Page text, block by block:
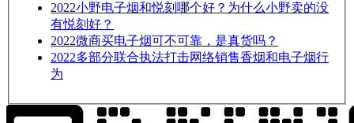
2022小野电子烟和悦刻哪个好？为什么小野卖的没
有悦刻好？
2022微商买电子烟可不可靠，是真货吗？
2022多部分联合执法打击网络销售香烟和电子烟行
为